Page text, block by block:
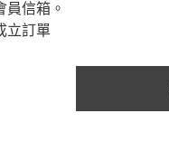
信箱。
立訂單